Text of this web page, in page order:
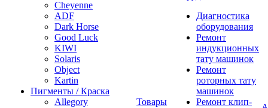
Cheyenne
ADF
Dark Horse
Good Luck
KIWI
Solaris
Object
Kartin
Пигменты / Краска
Allegory
Товары
Диагностика
оборудования
Ремонт
индукционных
тату машинок
Ремонт
роторных тату
машинок
Ремонт клип-